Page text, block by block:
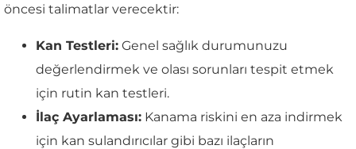
öncesi talimatlar verecektir:
Kan Testleri: Genel sağlık durumunuzu
değerlendirmek ve olası sorunları tespit etmek
için rutin kan testleri.
İlaç Ayarlaması: Kanama riskini en aza indirmek
için kan sulandırıcılar gibi bazı ilaçların